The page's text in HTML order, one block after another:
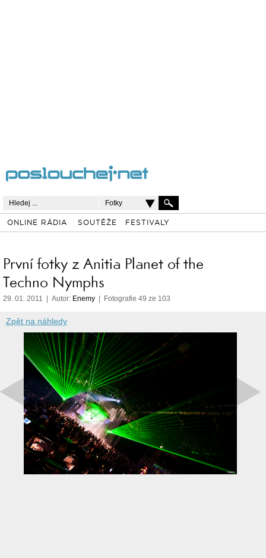
Fotky
ONLINE RÁDIA SOUTĚŽE FESTIVALY
První fotky z Anitia Planet of the
Techno Nymphs
29. 01. 2011 | Autor: Enemy | Fotografie 49 ze 103
Zpět na náhledy